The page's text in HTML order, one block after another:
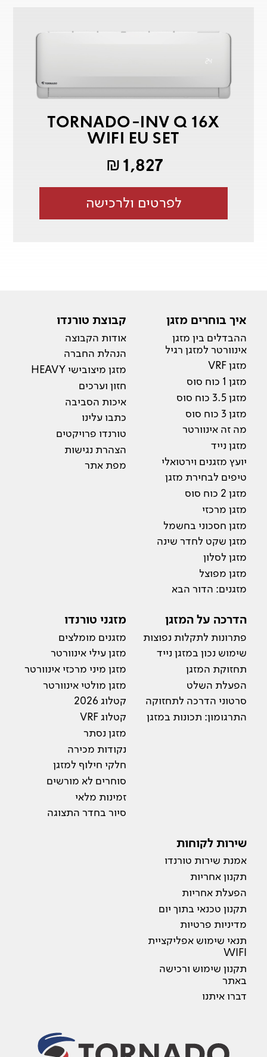
TORNADO-INV Q 16X
WIFI EU SET
1,827
₪
לפרטים ולרכישה
איך בוחרים מזגן
ההבדלים בין מזגן
אינוורטר למזגן רגיל
מזגן VRF
מזגן 1 כוח סוס
מזגן 3.5 כוח סוס
מזגן 3 כוח סוס
מה זה אינוורטר
מזגן נייד
יועץ מזגנים וירטואלי
טיפים לבחירת מזגן
מזגן 2 כוח סוס
מזגן מרכזי
מזגן חסכוני בחשמל
מזגן שקט לחדר שינה
מזגן לסלון
מזגן מפוצל
מזגנים: הדור הבא
קבוצת טורנדו
אודות הקבוצה
הנהלת החברה
מזגן מיצובישי HEAVY
חזון וערכים
איכות הסביבה
כתבו עלינו
טורנדו פרויקטים
הצהרת נגישות
מפת אתר
הדרכה על המזגן
פתרונות לתקלות נפוצות
שימוש נכון במזגן נייד
תחזוקת המזגן
הפעלת השלט
סרטוני הדרכה לתחזוקה
התרגומון: תכונות במזגן
מזגני טורנדו
מזגנים מומלצים
מזגן עילי אינוורטר
מזגן מיני מרכזי אינוורטר
מזגן מולטי אינוורטר
קטלוג 2026
קטלוג VRF
מזגן נסתר
נקודות מכירה
חלקי חילוף למזגן
סוחרים לא מורשים
זמינות מלאי
סיור בחדר התצוגה
שירות לקוחות
אמנת שירות טורנדו
תקנון אחריות
הפעלת אחריות
תקנון טכנאי בתוך יום
מדיניות פרטיות
תנאי שימוש אפליקציית
WIFI
תקנון שימוש ורכישה
באתר
דברו איתנו